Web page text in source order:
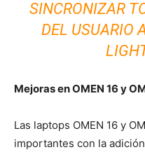
SINCRONIZAR
DEL USUARIO
Mejoras en OMEN 16 y
Las laptops OMEN 16 y
importantes con la